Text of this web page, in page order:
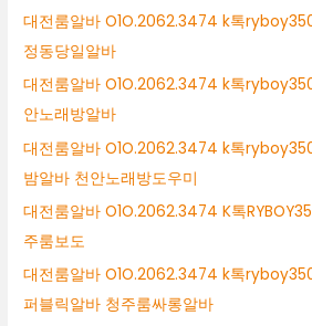
대전룸알바 O1O.2062.3474 k톡
정동당일알바
대전룸알바 O1O.2062.3474 k톡
안노래방알바
대전룸알바 O1O.2062.3474 k톡
밤알바 천안노래방도우미
대전룸알바 O1O.2062.3474 K톡
주룸보도
대전룸알바 O1O.2062.3474 k톡
퍼블릭알바 청주룸싸롱알바